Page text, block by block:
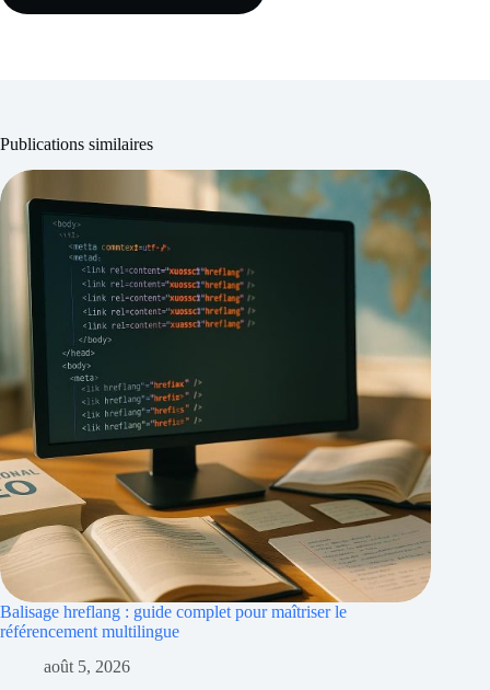
Publications similaires
Balisage hreflang : guide complet pour maîtriser le
référencement multilingue
août 5, 2026